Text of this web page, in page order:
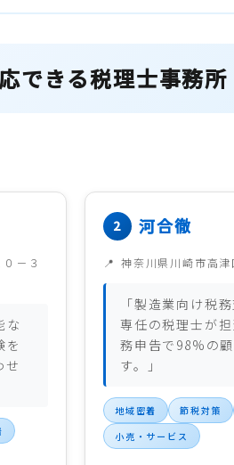
できる税理士事務所
－３
な
を
せ
河合徹
神奈川県川崎市高津
「製造業向け税
専任の税理士が
務申告で98%の
す。」
地域密着 節税対策
小売・サービス